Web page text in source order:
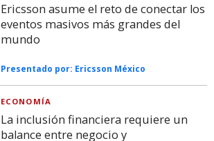
Ericsson asume el reto de conectar los
eventos masivos más grandes del
mundo
Presentado por: Ericsson México
ECONOMÍA
La inclusión financiera requiere un
balance entre negocio y